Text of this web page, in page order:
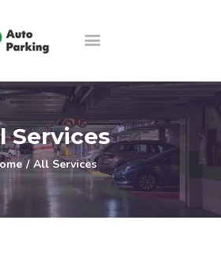
Services
All Services
Υπηρεσίες